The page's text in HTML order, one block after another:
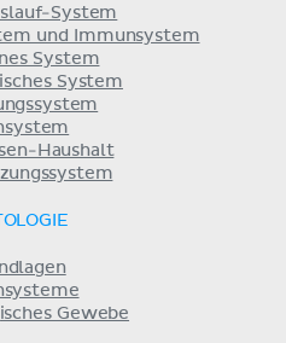
System
und Immunsystem
System
System
Haushalt
Gewebe